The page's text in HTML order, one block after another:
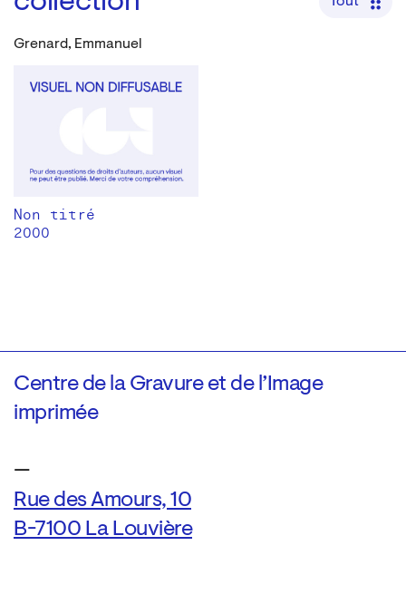
Grenard, Emmanuel
Non titré
2000
Centre de la Gravure et de l’Image
imprimée
—
Rue des Amours, 10
B-7100 La Louvière